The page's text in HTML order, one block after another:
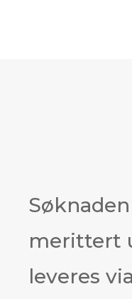
merittert
leveres